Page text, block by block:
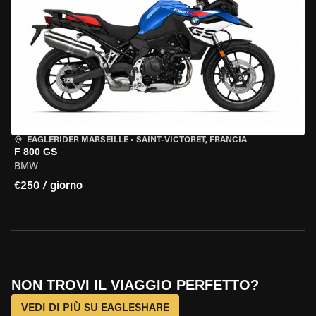
EAGLERIDER MARSEILLE • SAINT-VICTORET, FRANCIA
F 800 GS
BMW
€250 / giorno
NON TROVI IL VIAGGIO PERFETTO?
VEDI DI PIÙ SU EAGLESHARE